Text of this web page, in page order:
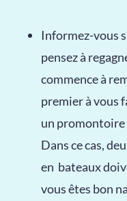
Informez-vous
pensez à
commence à
premier à vous
un promontoire
Dans ce cas,
en bateaux
vous êtes bon